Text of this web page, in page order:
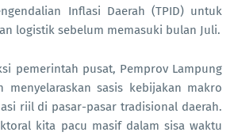
Inflasi Daerah (TPID) untuk
logistik sebelum memasuki bulan Juli.
pemerintah pusat, Pemprov Lampung
menyelaraskan sasis kebijakan makro
riil di pasar-pasar tradisional daerah.
kita pacu masif dalam sisa waktu